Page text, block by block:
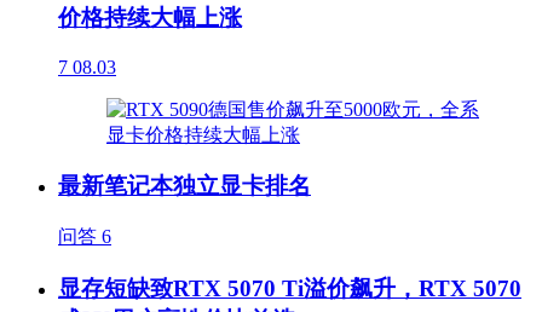
价格持续大幅上涨
7 08.03
最新笔记本独立显卡排名
问答 6
显存短缺致RTX 5070 Ti溢价飙升，RTX 5070